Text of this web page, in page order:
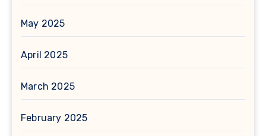
May 2025
April 2025
March 2025
February 2025